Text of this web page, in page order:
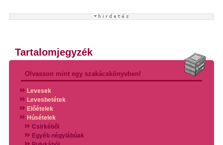
Tartalomjegyzék
Olvasson mint egy szakácskönyvben!
Levesek
Levesbetétek
Előételek
Húsételek
Csirkéből
Egyéb négylábúak